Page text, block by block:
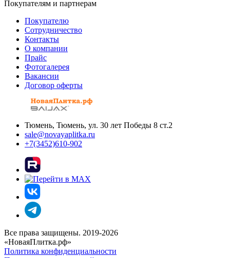
Покупателям и партнерам
Покупателю
Сотрудничество
Контакты
О компании
Прайс
Фотогалерея
Вакансии
Договор оферты
Тюмень, Тюмень, ул. 30 лет Победы 8 ст.2
sale@novayaplitka.ru
+7(3452)610-902
Все права защищены. 2019-2026
«НоваяПлитка.рф»
Политика конфиденциальности